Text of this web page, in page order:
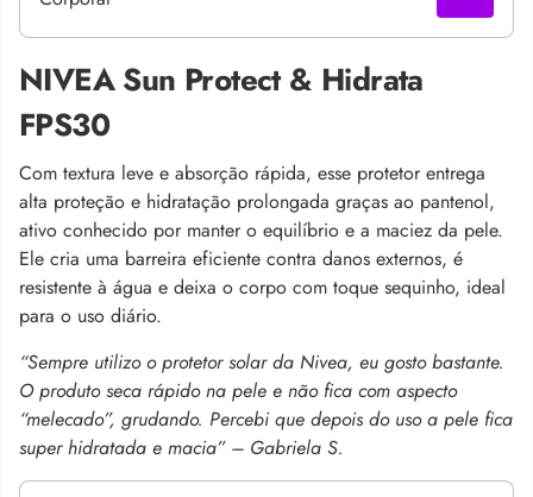
NIVEA Sun Protect & Hidrata
FPS30
Com textura leve e absorção rápida, esse protetor entrega
alta proteção e hidratação prolongada graças ao pantenol,
ativo conhecido por manter o equilíbrio e a maciez da pele.
Ele cria uma barreira eficiente contra danos externos, é
resistente à água e deixa o corpo com toque sequinho, ideal
para o uso diário.
“Sempre utilizo o protetor solar da Nivea, eu gosto bastante.
O produto seca rápido na pele e não fica com aspecto
“melecado”, grudando. Percebi que depois do uso a pele fica
super hidratada e macia” – Gabriela S.